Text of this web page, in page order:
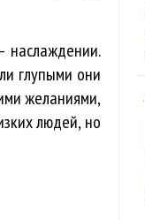
наслаждении.
глупыми они
желаниями,
людей, но